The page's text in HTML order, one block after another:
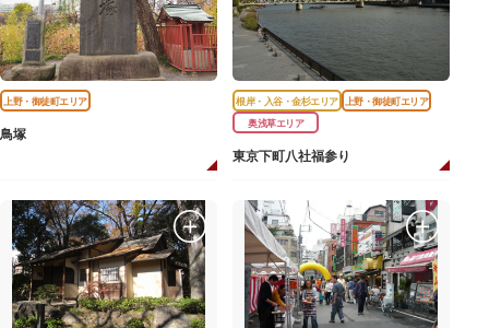
上野・御徒町エリア
鳥塚
根岸・入谷・金杉エリア
上野・御徒町エリア
奥浅草エリア
東京下町八社福参り